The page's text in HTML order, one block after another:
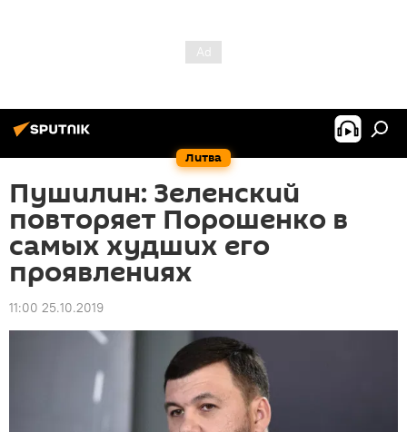
Литва
Пушилин: Зеленский
повторяет Порошенко в
самых худших его
проявлениях
11:00 25.10.2019